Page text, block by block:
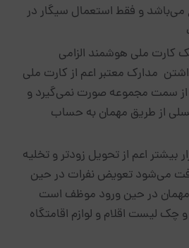
می‌باشد و فقط استعمال سیگار در
یک کارت ملی هوشمند الزامی
مدارک معتبر اعم از کارت ملی
سمت مجموعه صورت نمی‌گیرد و
از طریق مهمان به حساب
بیشتر اعم از تحویل زودتر و تخلیه
می‌شود تعویض نفرات در حین
در حین ورود موظف است
لیست اقلام و لوازم اقامتگاه